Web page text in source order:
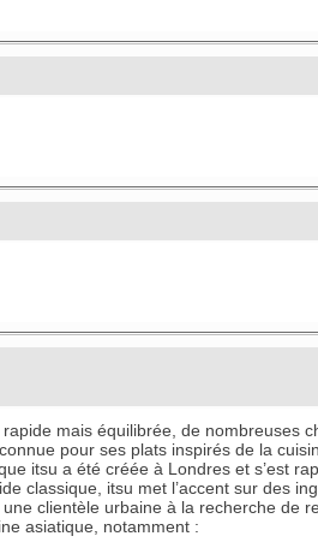
mais équilibrée, de nombreuses
connue pour ses plats inspirés de la
itsu a été créée à Londres et s’est
classique, itsu met l’accent sur des
clientèle urbaine à la recherche de
asiatique, notamment :